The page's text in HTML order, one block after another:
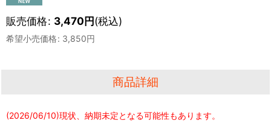
販売価格: 3,470円(税込)
希望小売価格: 3,850円
商品詳細
(2026/06/10)現状、納期未定となる可能性もあります。